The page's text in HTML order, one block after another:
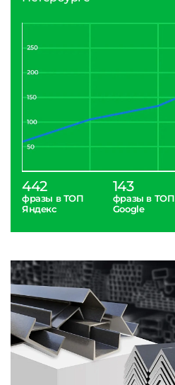
442
фразы в ТОП
Яндекс
143
фразы в ТОП
Google